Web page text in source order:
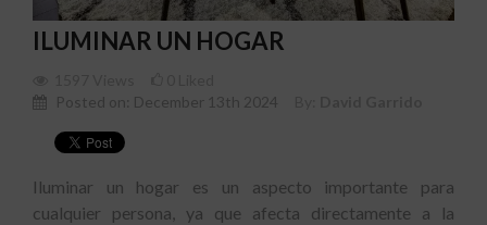
ILUMINAR UN HOGAR
Posted on: December 13th 2024
Iluminar un hogar es un aspecto importante para
cualquier persona, ya que afecta directamente a la